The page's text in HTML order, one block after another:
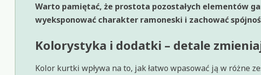
Warto pamiętać, że prostota pozostałych elementów
wyeksponować charakter ramoneski i zachować
Kolorystyka i dodatki – detale
Kolor kurtki wpływa na to, jak łatwo wpasować ją w różne